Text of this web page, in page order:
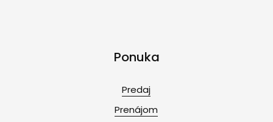
Ponuka
Predaj
Prenájom